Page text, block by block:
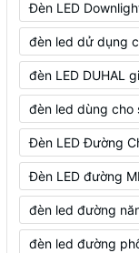
Đèn LED
đèn led dử dụng
đèn LED DUHAL
đèn led dùng cho
Đèn LED Đường
Đèn LED đường
đèn led đường
đèn led đường